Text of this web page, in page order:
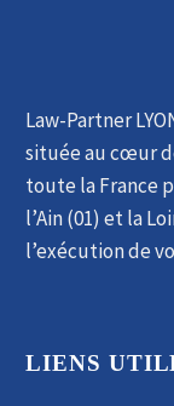
Law-Partner
située au cœur
toute la France
l’Ain (01) et la
l’exécution de
LIENS